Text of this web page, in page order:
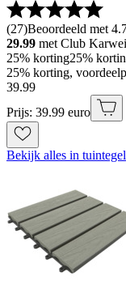
(27)Beoordeeld met
29.99 met Club Karwei
25% korting25%
25% korting,
39.99
Prijs: 39.99 euro
Bekijk alles in tuintegel